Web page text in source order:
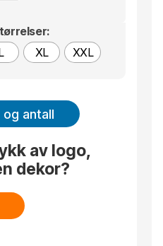
XL XXL
antall
av logo,
dekor?